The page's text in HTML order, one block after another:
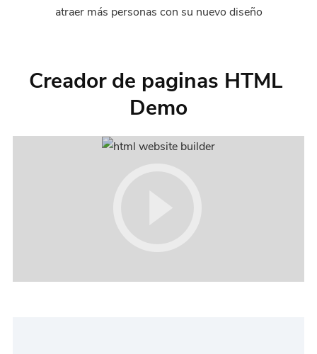
atraer más personas con su nuevo diseño
Creador de paginas HTML
Demo